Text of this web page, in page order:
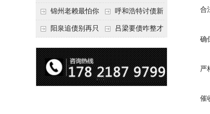
案追债全流程，足不
出户
地行业协会出面，比
法院传票快
对方在牧区联系不
上，2026年委托当地
财产后申请破产，20
26年破产程序里还能
锦州老赖最怕你
懂这1条，2026
罪”详解，能判刑
呼和浩特讨债新
招：2026年用“律师
成本低见效快
阳泉追债别再只
类隐形财产（公积
金、保单）也能执行
吕梁要债咋整才
调解渠道，比找公司
强
合法
确保
严格
催收